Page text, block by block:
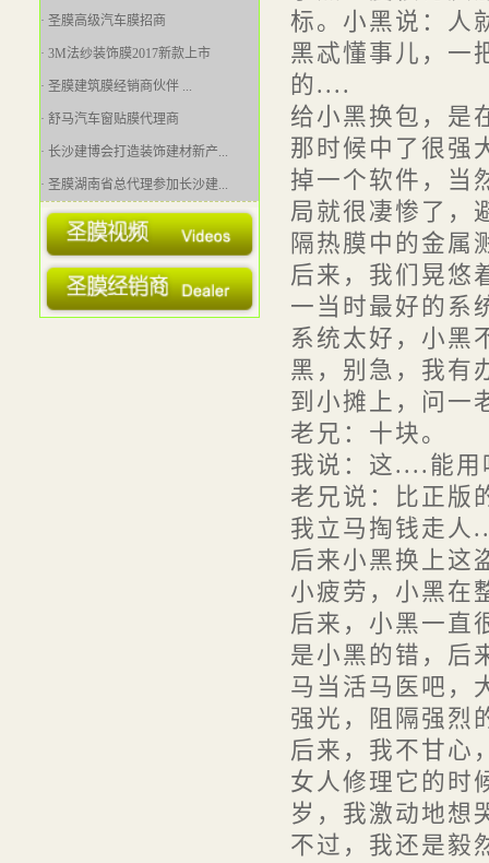
· 圣膜高级汽车膜招商
· 3M法纱装饰膜2017新款上市
· 圣膜建筑膜经销商伙伴 ...
· 舒马汽车窗贴膜代理商
· 长沙建博会打造装饰建材新产...
· 圣膜湖南省总代理参加长沙建...
· [问题]建筑玻璃贴膜是如何安...
· 圣膜防爆膜隔热膜欢迎您！ ...
· 用我们的资源助你创造财富
· 贴膜质量决定了使用寿命
标。小黑说：人
黑忒懂事儿，一
的....
给小黑换包，是
那时候中了很强
掉一个软件，当
局就很凄惨了，
隔热膜中的金属
后来，我们晃悠
一当时最好的系
系统太好，小黑
黑，别急，我有
到小摊上，问一
老兄：十块。
我说：这....能用
老兄说：比正版
我立马掏钱走人
后来小黑换上这
小疲劳，小黑在
后来，小黑一直
是小黑的错，后
马当活马医吧，
强光，阻隔强烈
后来，我不甘心
女人修理它的时
岁，我激动地想
不过，我还是毅